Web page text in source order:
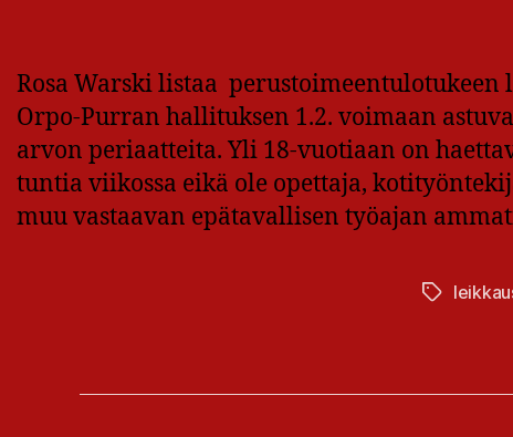
Rosa Warski listaa
Orpo-Purran hallituksen 1.2. voimaan
arvon periaatteita. Yli 18-vuotiaan on
tuntia viikossa eikä ole opettaja,
muu vastaavan epätavallisen työajan
Avainsanat